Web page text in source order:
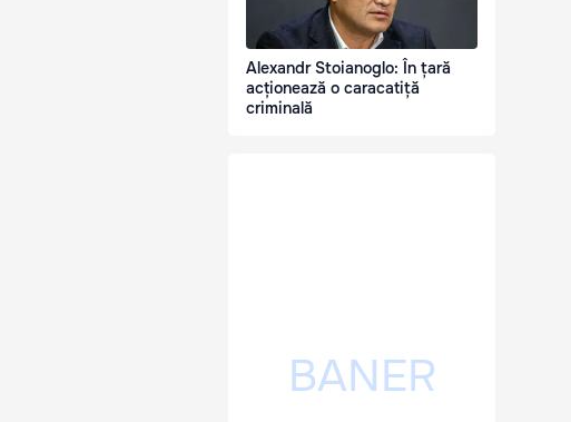
Alexandr Stoianoglo: În țară
acționează o caracatiță
criminală